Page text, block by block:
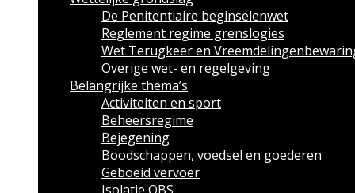
De Penitentiaire beginselenwet
Reglement regime grenslogies
Wet Terugkeer en
Overige wet- en regelgeving
Belangrijke thema’s
Activiteiten en sport
Beheersregime
Bejegening
Boodschappen, voedsel en goederen
Geboeid vervoer